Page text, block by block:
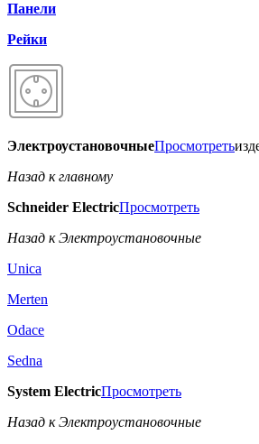
Панели
Рейки
ЭлектроустановочныеПросмотреть
Назад к главному
Schneider ElectricПросмотреть
Назад к Электроустановочные
Unica
Merten
Odace
Sedna
System ElectricПросмотреть
Назад к Электроустановочные